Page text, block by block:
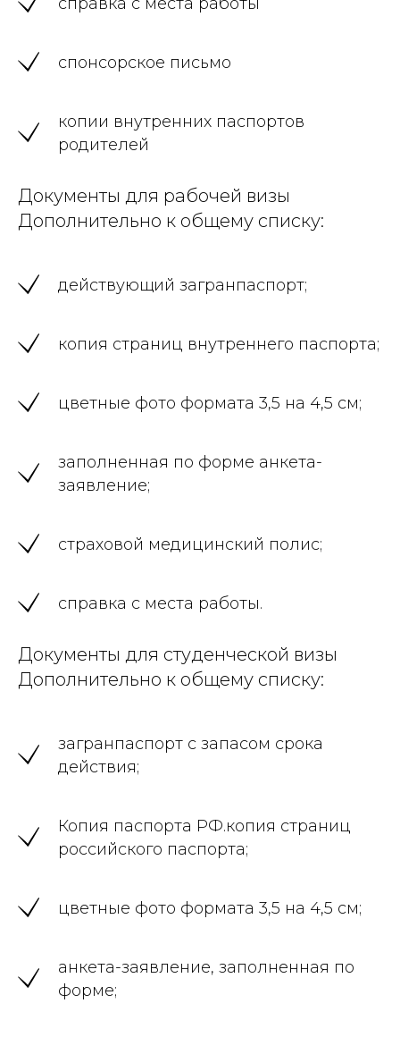
спонсорское письмо
копии внутренних паспортов
родителей
Документы для рабочей визы
Дополнительно к общему списку:
действующий загранпаспорт;
копия страниц внутреннего паспорта;
цветные фото формата 3,5 на 4,5 см;
заполненная по форме анкета-
заявление;
страховой медицинский полис;
справка с места работы.
Документы для студенческой визы
Дополнительно к общему списку:
загранпаспорт с запасом срока
действия;
Копия паспорта РФ.копия страниц
российского паспорта;
цветные фото формата 3,5 на 4,5 см;
анкета-заявление, заполненная по
форме;